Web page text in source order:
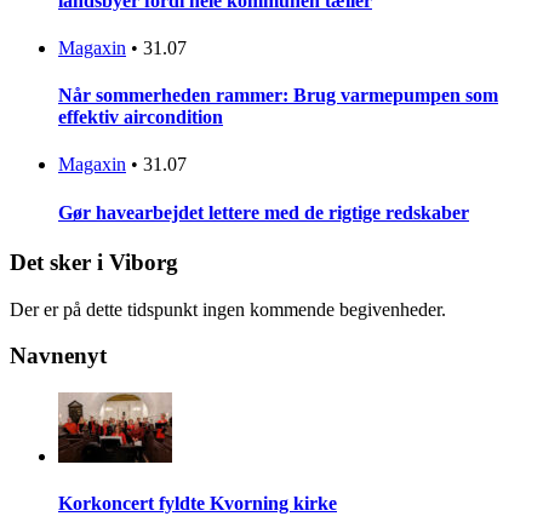
Magaxin • 31.07
Når sommerheden rammer: Brug varmepumpen som
effektiv aircondition
Magaxin • 31.07
Gør havearbejdet lettere med de rigtige redskaber
Det sker i Viborg
Der er på dette tidspunkt ingen kommende begivenheder.
Navnenyt
Korkoncert fyldte Kvorning kirke